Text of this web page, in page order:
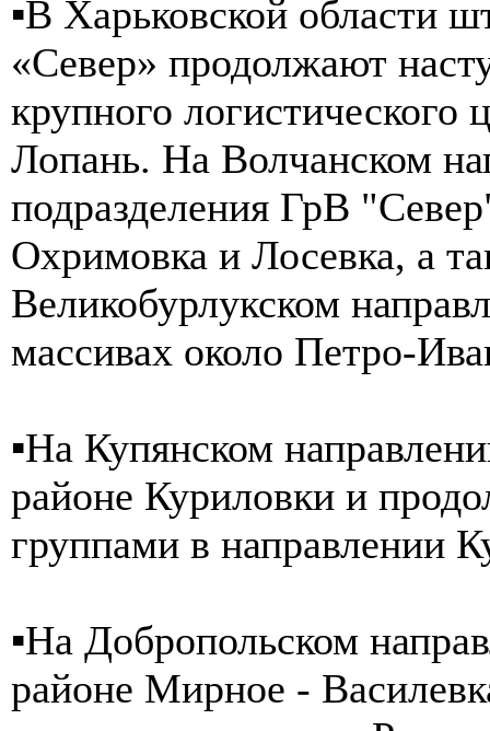
▪️В Харьковской области
«Север» продолжают
крупного
Лопань. На Волчанском
подразделения ГрВ
Охримовка и Лосевка, а
Великобурлукском
массивах около Петро-
▪️На Купянском
районе Куриловки и
группами в направлении
▪️На Добропольском
районе Мирное -